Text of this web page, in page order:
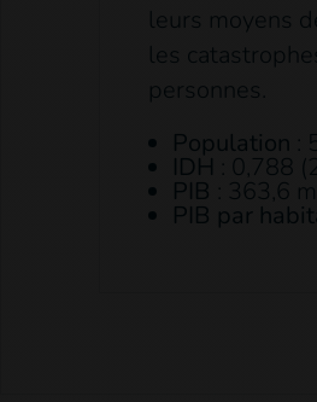
leurs moyens
les
personnes.
Population :
IDH : 0,788
PIB : 363,6
PIB par